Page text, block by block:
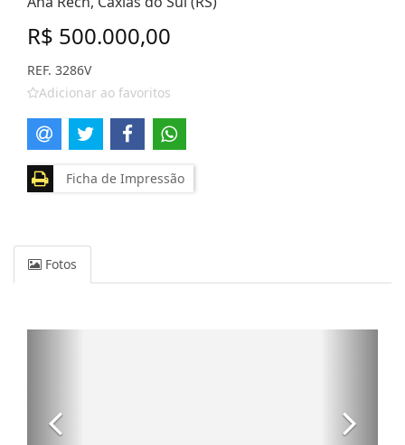
R$ 500.000,00
REF. 3286V
Adicionar ao favoritos
Ficha de Impressão
Fotos